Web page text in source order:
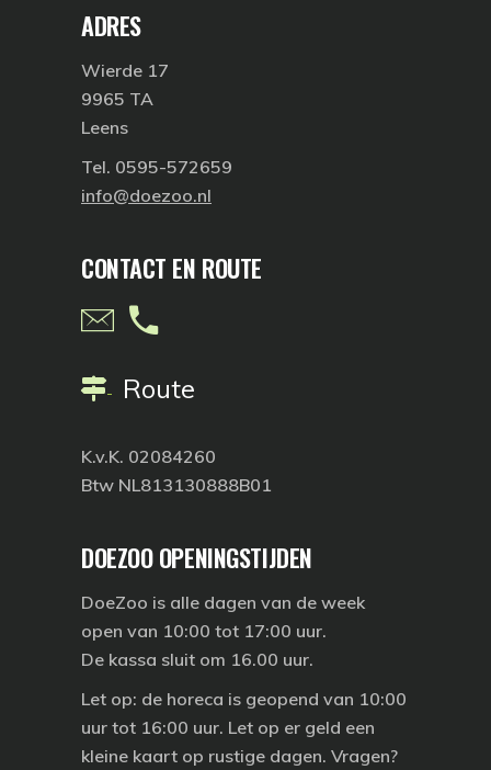
ADRES
Wierde 17
9965 TA
Leens
Tel. 0595-572659
info@doezoo.nl
CONTACT EN ROUTE
Route
K.v.K. 02084260
Btw NL813130888B01
DOEZOO OPENINGSTIJDEN
DoeZoo is alle dagen van de week
open van 10:00 tot 17:00 uur.
De kassa sluit om 16.00 uur.
Let op: de horeca is geopend van 10:00
uur tot 16:00 uur. Let op er geld een
kleine kaart op rustige dagen. Vragen?